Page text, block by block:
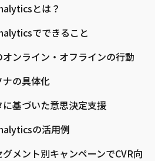
とは？
でできること
ンライン・オフラインの行動
ナの具体化
に基づいた意思決定支援
の活用例
メント別キャンペーンでCVR向